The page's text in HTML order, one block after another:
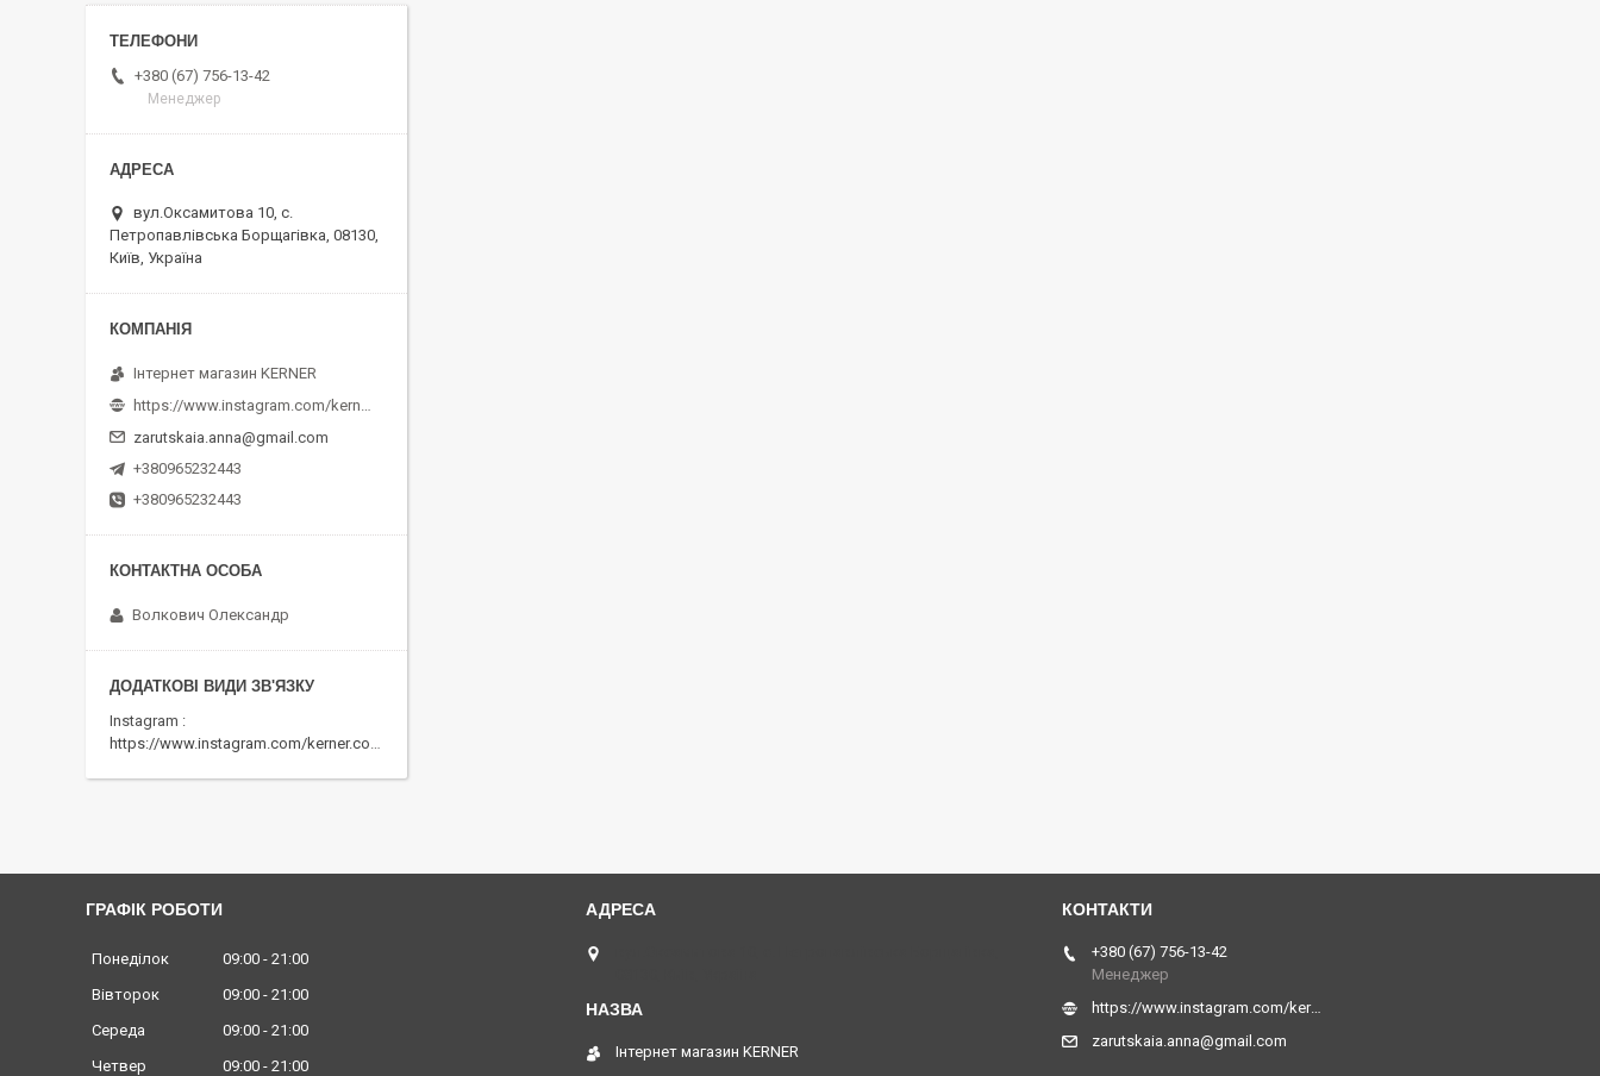
+380 (67) 756-13-42
Менеджер
вул.Оксамитова 10, с.
Петропавлівська Борщагівка, 08130,
Київ, Україна
Інтернет магазин KERNER
https://www.instagram.com/kerner_kids
zarutskaia.anna@gmail.com
+380965232443
+380965232443
Волкович Олександр
Instagram
https://www.instagram.com/kerner.com.ua
ГРАФІК РОБОТИ
Понеділок 09:00
21:00
Вівторок
09:00
21:00
Середа
09:00
21:00
Четвер
09:00 21:00
Інтернет магазин KERNER
+380 (67) 756-13-42
Менеджер
https://www.instagram.com/kerner_kids
zarutskaia.anna@gmail.com